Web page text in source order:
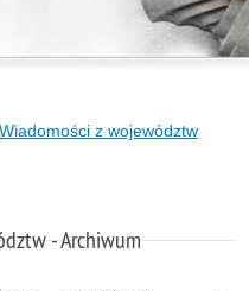
Wiadomości z województw
- Archiwum